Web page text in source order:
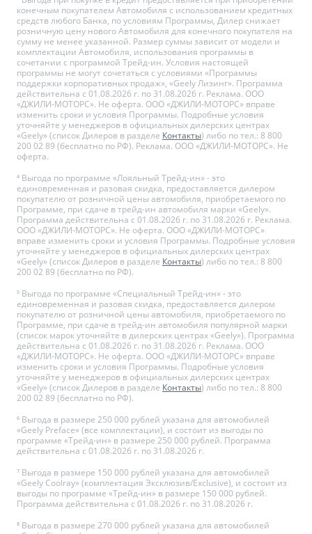
конечным покупателем Автомобиля с использованием кредитных
средств любого Банка, по условиям Программы, Дилер снижает
розничную цену нового Автомобиля для конечного покупателя на
сумму не менее указанной. Размер суммы зависит от модели и
комплектации Автомобиля, использования программы в
сочетании с программой Трейд-ин. Условия настоящей
программы не могут сочетаться с условиями «Программы
поддержки корпоративных продаж», «Geely Лизинг». Программа
действительна с 01.08.2026 г. по 31.08.2026 г. Реклама. ООО
«ДЖИЛИ-МОТОРС». Не оферта. ООО «ДЖИЛИ-МОТОРС» вправе
изменить сроки и условия Программы. Подробные условия
уточняйте у менеджеров в официальных дилерских центрах
«Geely» (список Дилеров в разделе Контакты) либо по тел.: 8 800
200 02 89 (бесплатно по РФ). Реклама. ООО «ДЖИЛИ-МОТОРС». Не
оферта.
⁴ Выгода по программе «Лояльный Трейд-ин» - это
единовременная и разовая скидка, предоставляется дилером
покупателю от розничной цены автомобиля, приобретаемого по
Программе, при сдаче в трейд-ин автомобиля марки «Geely».
Программа действительна с 01.08.2026 г. по 31.08.2026 г. Реклама.
ООО «ДЖИЛИ-МОТОРС». Не оферта. ООО «ДЖИЛИ-МОТОРС»
вправе изменить сроки и условия Программы. Подробные условия
уточняйте у менеджеров в официальных дилерских центрах
«Geely» (список Дилеров в разделе Контакты) либо по тел.: 8 800
200 02 89 (бесплатно по РФ).
⁵ Выгода по программе «Специальный Трейд-ин» - это
единовременная и разовая скидка, предоставляется дилером
покупателю от розничной цены автомобиля, приобретаемого по
Программе, при сдаче в трейд-ин автомобиля популярной марки
(список марок уточняйте в дилерских центрах «Geely»). Программа
действительна с 01.08.2026 г. по 31.08.2026 г. Реклама. ООО
«ДЖИЛИ-МОТОРС». Не оферта. ООО «ДЖИЛИ-МОТОРС» вправе
изменить сроки и условия Программы. Подробные условия
уточняйте у менеджеров в официальных дилерских центрах
«Geely» (список Дилеров в разделе Контакты) либо по тел.: 8 800
200 02 89 (бесплатно по РФ).
⁶ Выгода в размере 250 000 рублей указана для автомобилей
«Geely Preface» (все комплектации), и состоит из выгоды по
программе «Трейд-ин» в размере 250 000 рублей. Программа
действительна с 01.08.2026 г. по 31.08.2026 г.
⁷ Выгода в размере 150 000 рублей указана для автомобилей
«Geely Coolray» (комплектация Эксклюзив/Exclusive), и состоит из
выгоды по программе «Трейд-ин» в размере 150 000 рублей.
Программа действительна с 01.08.2026 г. по 31.08.2026 г.
⁸ Выгода в размере 270 000 рублей указана для автомобилей